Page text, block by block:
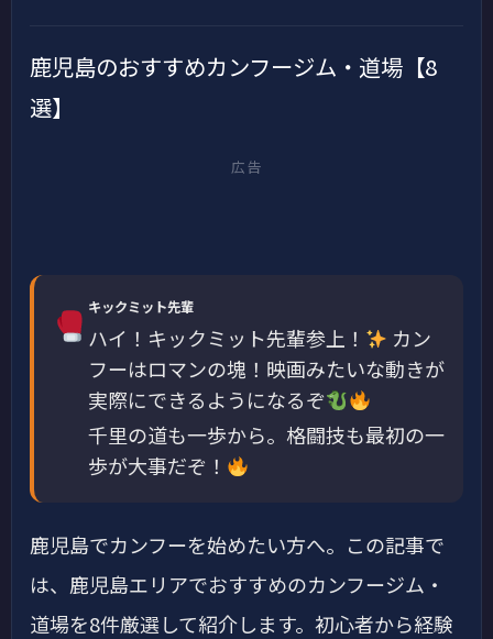
鹿児島のおすすめカンフージム・道場【8
選】
広告
キックミット先輩
ハイ！キックミット先輩参上！
カン
フーはロマンの塊！映画みたいな動きが
実際にできるようになるぞ
千里の道も一歩から。格闘技も最初の一
歩が大事だぞ！
鹿児島でカンフーを始めたい方へ。この記事で
は、鹿児島エリアでおすすめのカンフージム・
道場を8件厳選して紹介します。初心者から経験